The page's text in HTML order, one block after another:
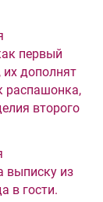
первый
дополнят
распашонка,
второго
выписку из
в гости.